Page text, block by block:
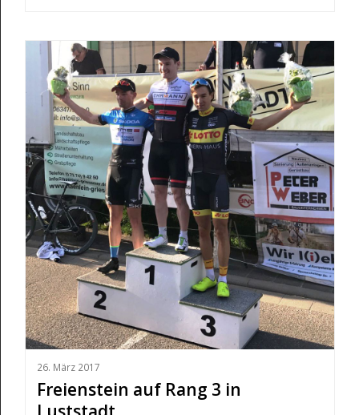
26. März 2017
Freienstein auf Rang 3 in